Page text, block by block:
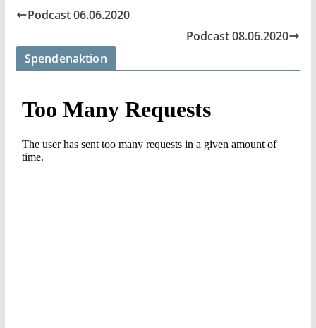
Podcast 06.06.2020
Podcast 08.06.2020
Spendenaktion